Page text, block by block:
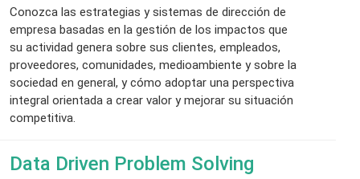
Conozca las estrategias y sistemas de dirección de
empresa basadas en la gestión de los impactos que
su actividad genera sobre sus clientes, empleados,
proveedores, comunidades, medioambiente y sobre la
sociedad en general, y cómo adoptar una perspectiva
integral orientada a crear valor y mejorar su situación
competitiva.
Data Driven Problem Solving